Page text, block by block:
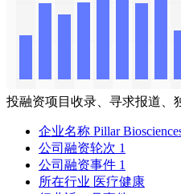
投融资项目收录、寻求报道、
企业名称 Pillar
公司融资轮次 1
公司融资事件 1
所在行业 医疗健康